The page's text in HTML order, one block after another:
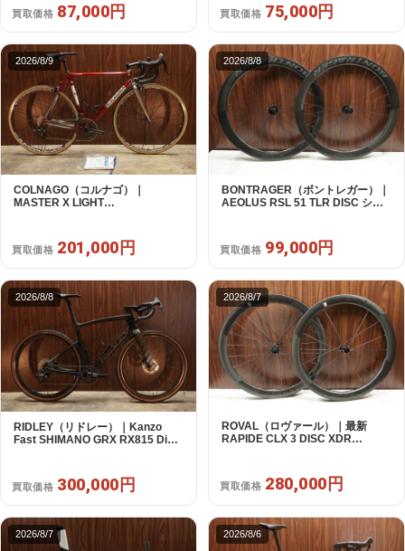
買取価格 87,000円 買取価格 75,000円
2026/8/9
COLNAGO（コルナゴ）｜
MASTER X LIGHT
年｜美品｜買取金額 201,000円
買取価格 201,000円
2026/8/8
BONTRAGER（ボントレガー）｜
AEOLUS RSL 51 TLR DISC シマ
買取価格 99,000円
2026/8/8
RIDLEY（リドレー）｜Kanzo
Fast SHIMANO GRX RX815 Di2
買取価格 300,000円
2026/8/7
ROVAL（ロヴァール）｜最新
RAPIDE CLX 3 DISC XDR
買取価格 280,000円
2026/8/7 2026/8/6